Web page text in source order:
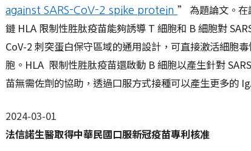
against SARS-CoV-2 spike protein ” 為題論文。在
鏈 HLA 限制性胜肽疫苗能夠誘導 T 細胞和 B 細胞對
CoV-2 刺突蛋白保守區域的通用設計，可直接激活細胞
胞。HLA 限制性胜肽疫苗還啟動 B 細胞以產生針對
苗無需佐劑的協助，透過口服方式接種可以產生更多的
2024-03-01
法信諾生醫取得中華民國口服新冠疫苗專利核准